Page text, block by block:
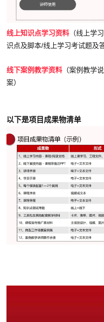
线上知识点学习资料 （线上学
识点及脚本/线上学习考试题及
线下案例教学资料 （案例教学
案）
以下是项目成果物清单